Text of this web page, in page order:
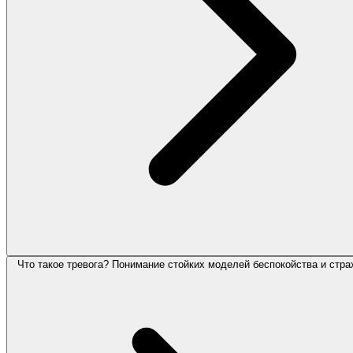
Что такое тревога? Понимание стойких моделей беспокойства и